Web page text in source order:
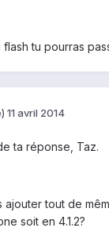
flash tu pourras
11 avril 2014
ta réponse, Taz.
ajouter tout de
soit en 4.1.2?